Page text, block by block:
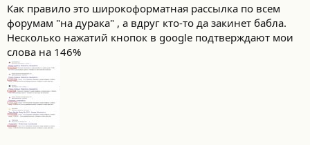
Как правило это широкоформатная рассылка по всем
форумам "на дурака" , а вдруг кто-то да закинет бабла.
Несколько нажатий кнопок в google подтверждают мои
слова на 146%